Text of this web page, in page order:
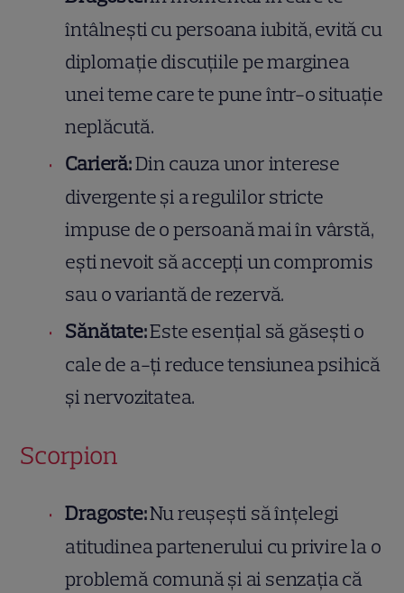
întâlnești cu persoana iubită, evită cu
diplomație discuțiile pe marginea
unei teme care te pune într-o situație
neplăcută.
Carieră:Din cauza unor interese
divergente și a regulilor stricte
impuse de o persoană mai în vârstă,
ești nevoit să accepți un compromis
sau o variantă de rezervă.
Sănătate:Este esențial să găsești o
cale de a-ți reduce tensiunea psihică
și nervozitatea.
Scorpion
Dragoste:Nu reușești să înțelegi
atitudinea partenerului cu privire la o
problemă comună și ai senzația că